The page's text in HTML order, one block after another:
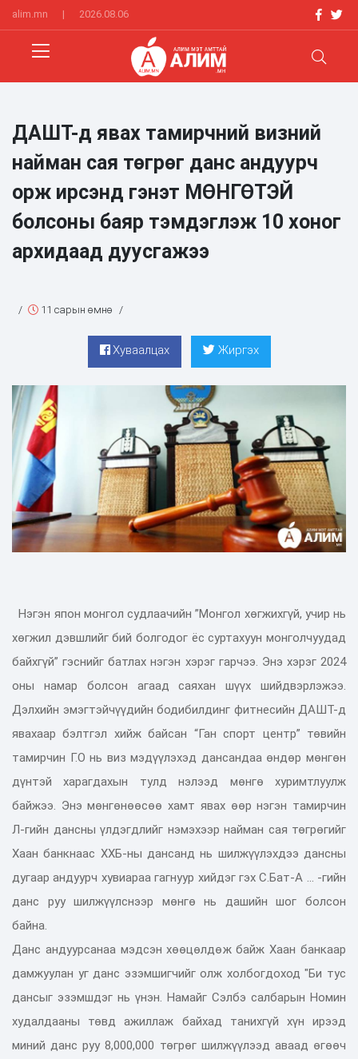
alim.mn | 2026.08.06
ДАШТ-д явах тамирчний визний
найман сая төгрөг данс андуурч
орж ирсэнд гэнэт МӨНГӨТЭЙ
болсоны баяр тэмдэглэж 10 хоног
архидаад дуусгажээ
/ 11 сарын өмнө /
Хуваалцах Жиргэх
Нэгэн япон монгол судлаачийн ”Монгол хөгжихгүй, учир нь
хөгжил дэвшлийг бий болгодог ёс суртахуун монголчуудад
байхгүй” гэснийг батлах нэгэн хэрэг гарчээ. Энэ хэрэг 2024
оны намар болсон агаад саяхан шүүх шийдвэрлэжээ.
Дэлхийн эмэгтэйчүүдийн бодибилдинг фитнесийн ДАШТ-д
явахаар бэлтгэл хийж байсан “Ган спорт центр” төвийн
тамирчин Г.О нь виз мэдүүлэхэд дансандаа өндөр мөнгөн
дүнтэй харагдахын тулд нэлээд мөнгө хуримтлуулж
байжээ. Энэ мөнгөнөөсөө хамт явах өөр нэгэн тамирчин
Л-гийн дансны үлдэгдлийг нэмэхээр найман сая төгрөгийг
Хаан банкнаас ХХБ-ны дансанд нь шилжүүлэхдээ дансны
дугаар андуурч хувиараа гагнуур хийдэг гэх С.Бат-А ... -гийн
данс руу шилжүүлснээр мөнгө нь дашийн шог болсон
байна.
Данс андуурсанаа мэдсэн хөөцөлдөж байж Хаан банкаар
дамжуулан уг данс эзэмшигчийг олж холбогдоход "Би тус
дансыг эзэмшдэг нь үнэн. Намайг Сэлбэ салбарын Номин
худалдааны төвд ажиллаж байхад танихгүй хүн ирээд
миний данс руу 8,000,000 төгрөг шилжүүлээд аваад өгөөч